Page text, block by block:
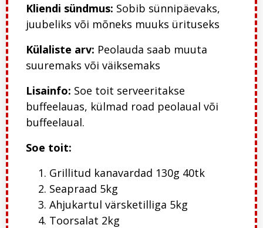
Kliendi sündmus: Sobib sünnipäevaks,
juubeliks või mõneks muuks ürituseks
Külaliste arv: Peolauda saab muuta
suuremaks või väiksemaks
Lisainfo: Soe toit serveeritakse
buffeelauas, külmad road peolaual või
buffeelaual.
Soe toit:
Grillitud kanavardad 130g 40tk
Seapraad 5kg
Ahjukartul värsketilliga 5kg
Toorsalat 2kg